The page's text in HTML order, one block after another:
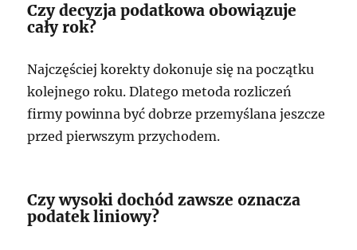
Czy decyzja podatkowa obowiązuje
cały rok?
Najczęściej korekty dokonuje się na początku
kolejnego roku. Dlatego metoda rozliczeń
firmy powinna być dobrze przemyślana jeszcze
przed pierwszym przychodem.
Czy wysoki dochód zawsze oznacza
podatek liniowy?